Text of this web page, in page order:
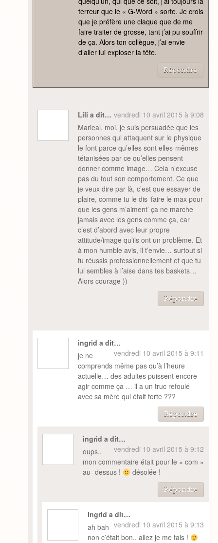
terreur que le « G-Word » sorte. Je crois
que je préfère une claque que de me
faire traiter de grosse, tant j’ai pu souffrir
de ça. Alors ton collègue, j’ai envie
d’aller lui exploser la tête.
Répondre
Lili a dit… vendredi 10 avril 2015 à 9:08
Marieal, moi, je suis persuadée que les
personnes qui attaquent sur le physique
le font parce qu’elles sont elles-mêmes
tétanisées par ce qu’elles pensent
donner comme image… Cela n’excuse
pas du tout son comportement. Ce que
je veux dire par là, c’est que essayer de
plaire, comme tu le dis ‘faire le max pour
que les gens m’aiment’ ça ne marche
jamais avec les gens comme ça, car
c’est d’abord avec leur propre
attitude/image qu’ils ont un problème. Et
à mon humble avis, il t’envie… surtout si
tu réussis professionnellement et que tu
lui sembles à l’aise dans tes baskets…
Alors courage ))
Répondre
ingrid a dit…
vendredi 10 avril 2015 à 9:11
je ne
comprends même pas qu’à l’heure
actuelle… des adultes puissent encore
agir comme ça … il a un truc refoulé
avec sa mère qui était forte ???
Répondre
ingrid a dit…
vendredi 10 avril 2015 à 9:12
oups..
mon commentaire était pour le « com »
au -dessus !
désolée !
Répondre
ingrid a dit…
vendredi 10 avril 2015 à 9:13
ah bah
non c’était bon.. allez je me tais !